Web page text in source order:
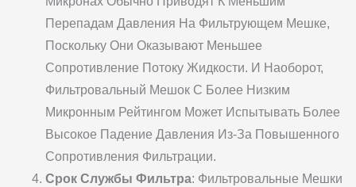
Перепадам Давления На Фильтрующем Мешке,
Поскольку Они Оказывают Меньшее
Сопротивление Потоку Жидкости. И Наоборот,
Фильтровальный Мешок С Более Низким
Микронным Рейтингом Может Испытывать Более
Высокое Падение Давления Из-За Повышенного
Сопротивления Фильтрации.
Срок Службы Фильтра: Фильтровальные Мешки